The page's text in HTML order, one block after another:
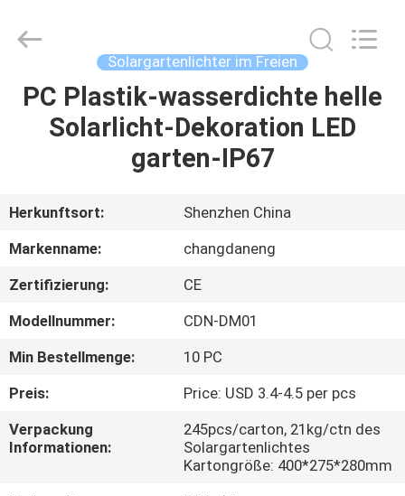
HEIM
ÜBER
UNS
FABRIK-
TOUR
QUALITÄTSKONTROLLE
KONTAKTIERE
Ltd..
Solargartenlichter im Freien
PC Plastik-wasserdichte helle
Solarlicht-Dekoration LED
garten-IP67
Herkunftsort:
Shenzhen China
Markenname:
changdaneng
Zertifizierung:
CE
Modellnummer:
CDN-DM01
Min Bestellmenge:
10 PC
Preis:
Price: USD 3.4-4.5 per pcs
Verpackung
Informationen:
245pcs/carton, 21kg/ctn des
Solargartenlichtes
Kartongröße: 400*275*280mm